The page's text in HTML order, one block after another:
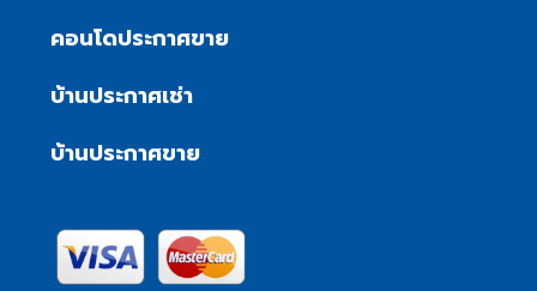
คอนโดประกาศขาย
บ้านประกาศเช่า
บ้านประกาศขาย